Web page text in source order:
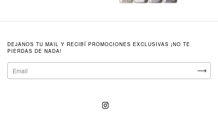
DEJANOS TU MAIL Y RECIBÍ PROMOCIONES EXCLUSIVAS ¡NO TE
PIERDAS DE NADA!